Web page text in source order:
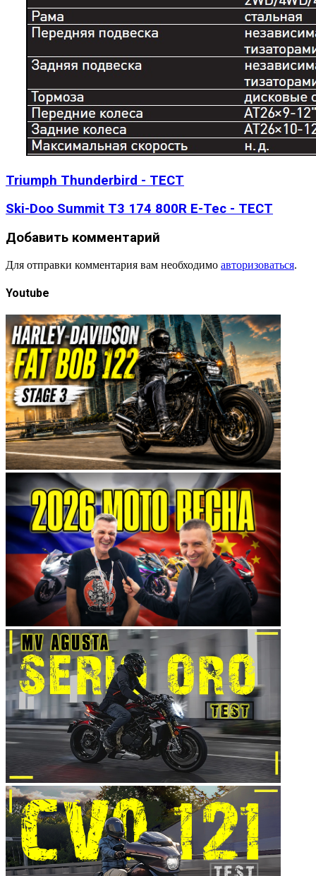
Triumph Thunderbird - ТЕСТ
Ski-Doo Summit T3 174 800R E-Tec - ТЕСТ
Добавить комментарий
Для отправки комментария вам необходимо авторизоваться.
Youtube